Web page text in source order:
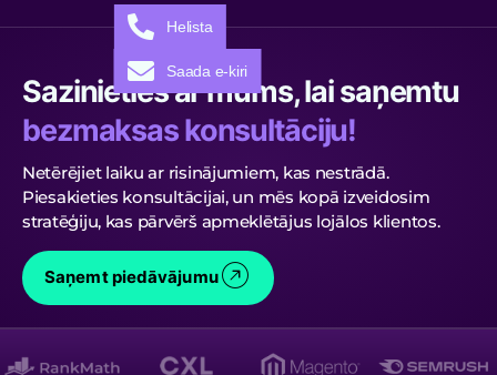
Sazinieties ar mums, lai saņemtu
bezmaksas konsultāciju!
Netērējiet laiku ar risinājumiem, kas nestrādā.
Piesakieties konsultācijai, un mēs kopā izveidosim
stratēģiju, kas pārvērš apmeklētājus lojālos klientos.
Saņemt piedāvājumu
Helista
Saada e-kiri